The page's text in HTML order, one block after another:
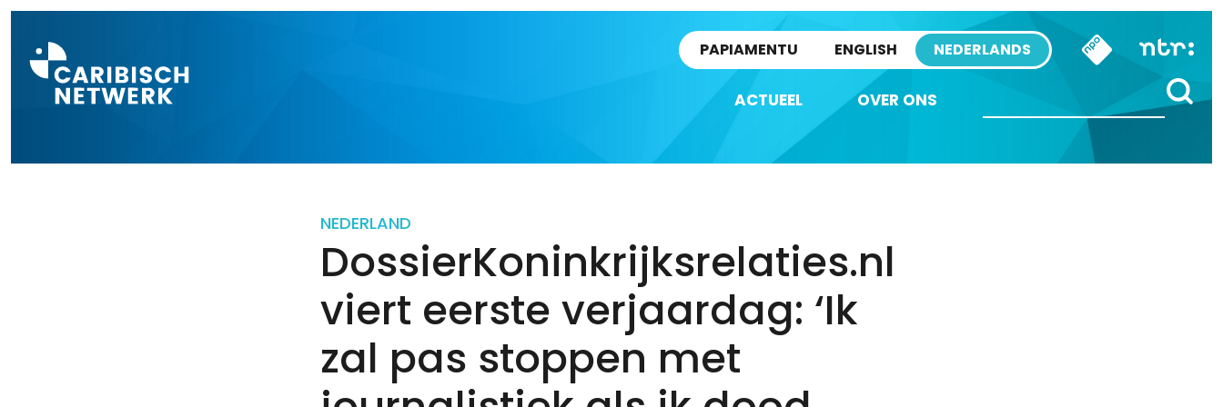
PAPIAMENTU ENGLISH NEDERLANDS
ACTUEEL OVER ONS
NEDERLAND
DossierKoninkrijksrelaties.nl
viert eerste verjaardag: ‘Ik
zal pas stoppen met